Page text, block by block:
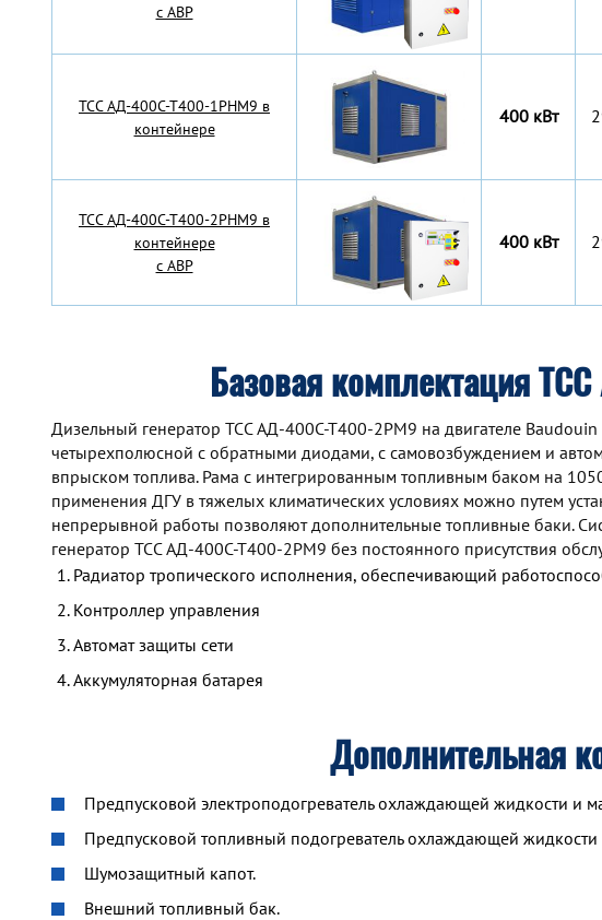
с АВР
TCC АД-400С-Т400-1РНМ9 в
контейнере
400 кВт
TCC АД-400С-Т400-2РНМ9 в
контейнере
с АВР
400 кВт
Базовая комплектация
Дизельный генератор TCC АД-400С-Т400-2РМ9 на двигателе
четырехполюсной с обратными диодами, с самовозбуждением и
впрыском топлива. Рама с интегрированным топливным баком на
применения ДГУ в тяжелых климатических условиях можно путем
непрерывной работы позволяют дополнительные топливные баки.
генератор TCC АД-400С-Т400-2РМ9 без постоянного присутствия
Радиатор тропического исполнения, обеспечивающий
Контроллер управления
Автомат защиты сети
Аккумуляторная батарея
Дополнительная
Предпусковой электроподогреватель охлаждающей жидкости и
Предпусковой топливный подогреватель охлаждающей
Шумозащитный капот.
Внешний топливный бак.